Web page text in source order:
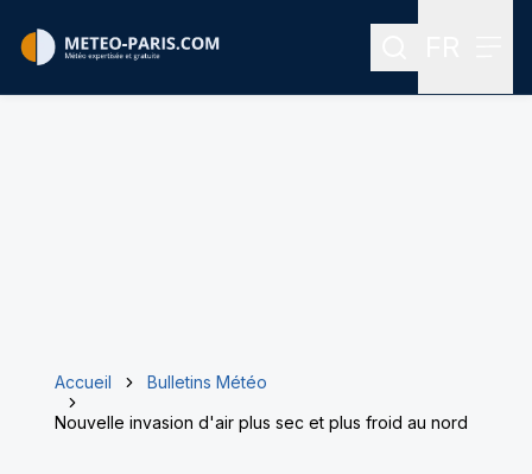
Rechercher
Accueil
Bulletins Météo
Nouvelle invasion d'air plus sec et plus froid au nord